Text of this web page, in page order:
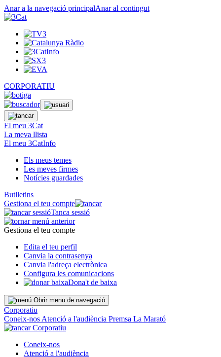
Anar a la navegació principalAnar al contingut
CORPORATIU
El meu 3Cat
La meva llista
El meu 3CatInfo
Els meus temes
Les meves firmes
Notícies guardades
Butlletins
Gestiona el teu compte
Tanca sessió
Gestiona el teu compte
Edita el teu perfil
Canvia la contrasenya
Canvia l'adreça electrònica
Configura les comunicacions
Dona't de baixa
Obrir menu de navegació
Corporatiu
Coneix-nos Atenció a l'audiència Premsa La Marató
Corporatiu
Coneix-nos
Atenció a l'audiència